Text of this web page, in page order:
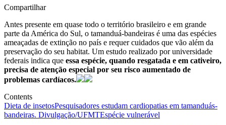
Compartilhar
Antes presente em quase todo o território brasileiro e em grande
parte da América do Sul, o tamanduá-bandeiras é uma das espécies
ameaçadas de extinção no país e requer cuidados que vão além da
preservação do seu habitat. Um estudo realizado por universidade
federais indica que essa espécie, quando resgatada e em cativeiro,
precisa de atenção especial por seu risco aumentado de
problemas cardíacos.
Contents
Dieta de insetosPesquisadores estudam cardiopatias em tamanduás-
bandeiras. Divulgação/UFMTEspécie vulnerável